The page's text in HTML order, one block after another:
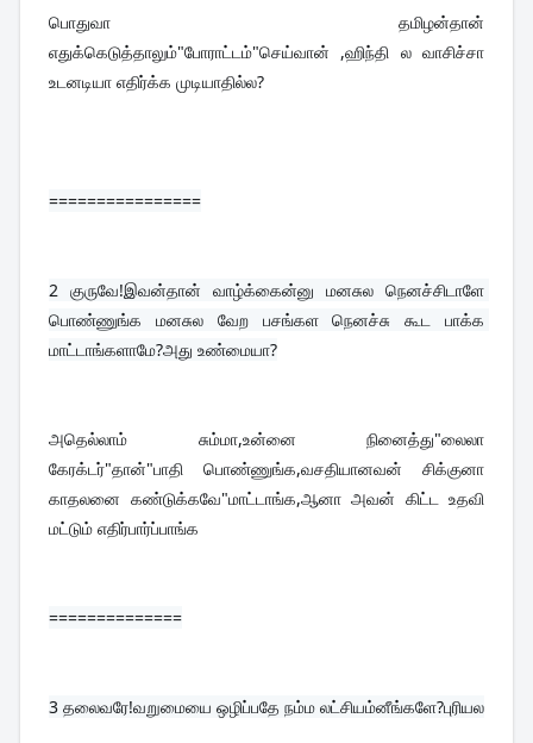
பொதுவா தமிழன்தான்
எதுக்கெடுத்தாலும்"போராட்டம்"செய்வான் ,ஹிந்தி ல வாசிச்சா
உடனடியா எதிர்க்க முடியாதில்ல?
================
2 குருவே!இவன்தான் வாழ்க்கைன்னு மனசுல நெனச்சிடாளே
பொண்ணுங்க மனசுல வேற பசங்கள நெனச்சு கூட பாக்க
மாட்டாங்களாமே?அது உண்மையா?
அதெல்லாம் சும்மா,உன்னை நினைத்து"லைலா
கேரக்டர்"தான்"பாதி பொண்ணுங்க,வசதியானவன் சிக்குனா
காதலனை கண்டுக்கவே"மாட்டாங்க,ஆனா அவன் கிட்ட உதவி
மட்டும் எதிர்பார்ப்பாங்க
==============
3 தலைவரே!வறுமையை ஒழிப்பதே நம்ம லட்சியம்னீங்களே?புரியல